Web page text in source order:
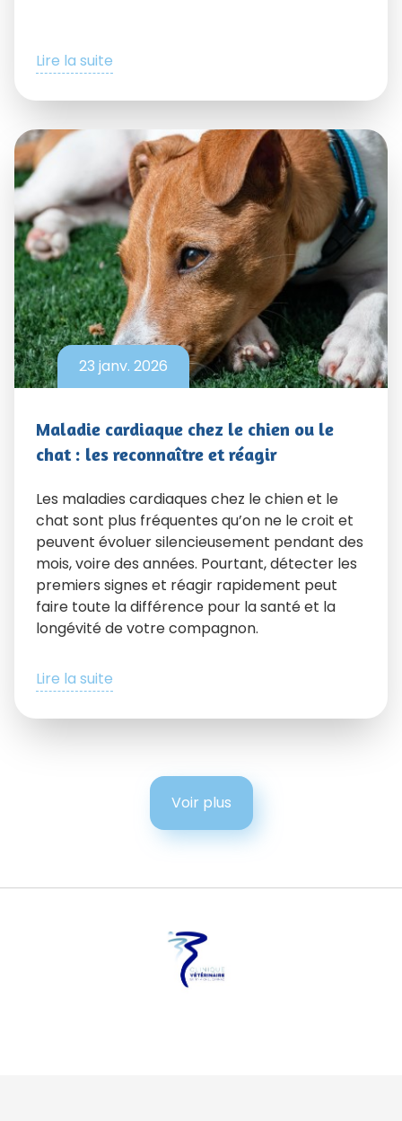
Lire la suite
23 janv. 2026
Maladie cardiaque chez le chien ou le
chat : les reconnaître et réagir
Les maladies cardiaques chez le chien et le
chat sont plus fréquentes qu’on ne le croit et
peuvent évoluer silencieusement pendant des
mois, voire des années. Pourtant, détecter les
premiers signes et réagir rapidement peut
faire toute la différence pour la santé et la
longévité de votre compagnon.
Lire la suite
Voir plus